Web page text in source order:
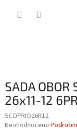
SADA
26x11-12 6PR
SCOPRIO26R12
Průměrné
Neohodnoceno